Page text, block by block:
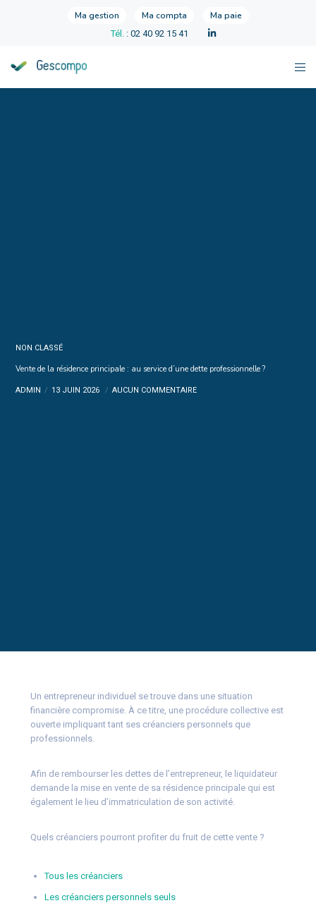
Ma gestion Ma compta Ma paie
Tél. : 02 40 92 15 41
NON CLASSÉ
Vente de la résidence principale : au service d’une dette professionnelle ?
ADMIN 13 JUIN 2026 AUCUN COMMENTAIRE
Un entrepreneur individuel se trouve dans une situation
financière compromise. À ce titre, une procédure collective est
ouverte impliquant tant ses créanciers personnels que
professionnels.
Afin de rembourser les dettes de l’entrepreneur, le liquidateur
demande la mise en vente de sa résidence principale qui est
également le lieu d’immatriculation de son activité.
Quels créanciers pourront profiter du fruit de cette vente ?
Tous les créanciers
Les créanciers personnels seuls